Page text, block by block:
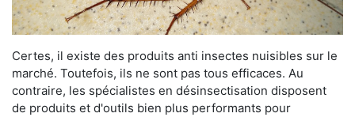
Certes, il existe des produits anti insectes nuisibles sur le
marché. Toutefois, ils ne sont pas tous efficaces. Au
contraire, les spécialistes en désinsectisation disposent
de produits et d'outils bien plus performants pour